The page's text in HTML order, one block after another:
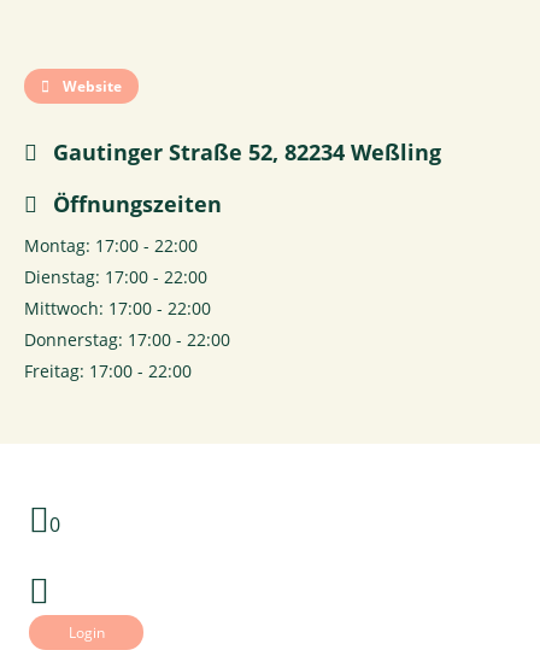
Website
Gautinger Straße 52, 82234 Weßling
Öffnungszeiten
Montag: 17:00 - 22:00
Dienstag: 17:00 - 22:00
Mittwoch: 17:00 - 22:00
Donnerstag: 17:00 - 22:00
Freitag: 17:00 - 22:00
0
Login